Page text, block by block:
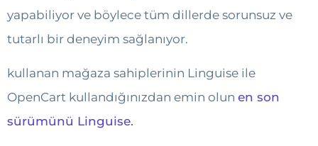
yapabiliyor ve böylece tüm dillerde sorunsuz ve
tutarlı bir deneyim sağlanıyor.
kullanan mağaza sahiplerinin Linguise ile
OpenCart kullandığınızdan emin olun en son
sürümünü Linguise.